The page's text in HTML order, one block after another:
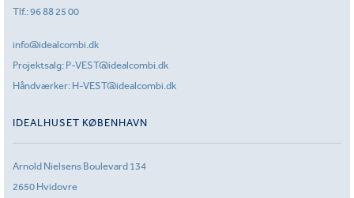
Tlf.:96 88 25 00
info@idealcombi.dk
Projektsalg: P-VEST@idealcombi.dk
Håndværker: H-VEST@idealcombi.dk
IDEALHUSET KØBENHAVN
Arnold Nielsens Boulevard 134
2650 Hvidovre